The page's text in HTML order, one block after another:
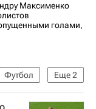
Максименко
голами,
Еще2
Футбол